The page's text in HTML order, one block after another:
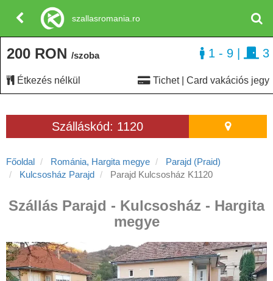
Szálláskód: 1120
Főoldal Románia, Hargita megye
Parajd (Praid)
Kulcsosház Parajd
Parajd Kulcsosház K1120
Szállás Parajd - Kulcsosház - Hargita
megye
200 RON /szoba
Étkezés nélkül Tichet | Card vakációs jegy
1 - 9 3
szallasromania.ro